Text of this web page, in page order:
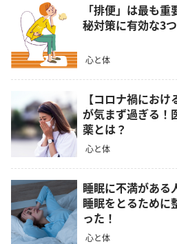
「排便」は最も
秘対策に有効な3
心と体
【コロナ禍にお
が気まず過ぎる！
薬とは？
心と体
睡眠に不満がある
睡眠をとるために
った！
心と体